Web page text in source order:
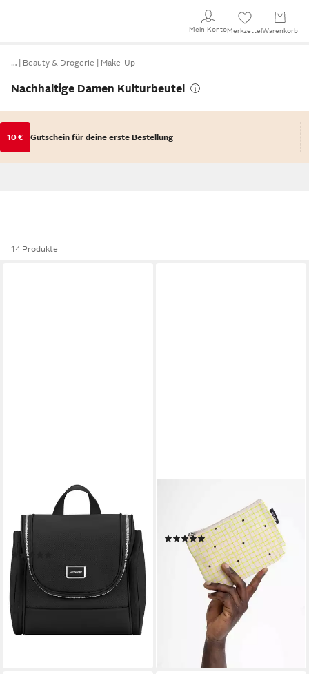
Mein KontoMerkzettel Warenkorb
… Beauty & Drogerie Make-Up
Nachhaltige Damen Kulturbeutel
10 € Gutschein für deine erste Bestellung
14 Produkte
Kulturbeutel IMAGE Hanging
Toilet Kit, Kulturtasche Wash
Bag Beauty Case Aufhängung
89,95 €
lieferbar - in 1-2 Werktagen bei dir
Kosmetiktasche Kleine
Kosmetiktasche Style, clean
(14)
9,90 €
lieferbar - in 2-3 Werktagen bei dir